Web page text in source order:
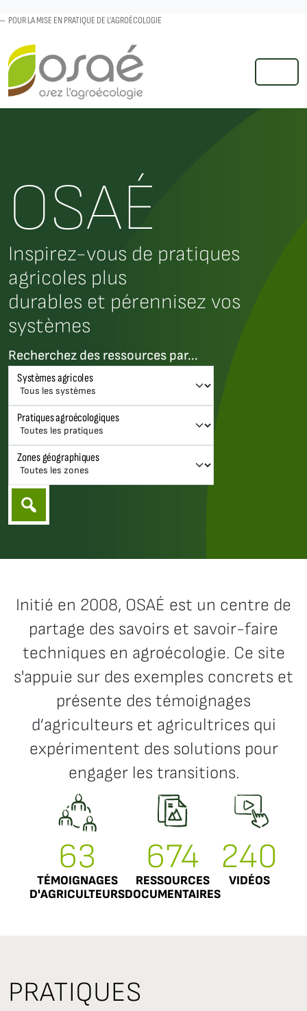
POUR LA MISE EN PRATIQUE DE L'AGROÉCOLOGIE
MENU
OSAÉ
Inspirez-vous de pratiques
agricoles plus
durables et pérennisez vos
systèmes
Recherchez des ressources par...
Systèmes agricoles
Pratiques agroécologiques
Zones géographiques
Initié en 2008, OSAÉ est un centre de
partage des savoirs et savoir-faire
techniques en agroécologie. Ce site
s'appuie sur des exemples concrets et
présente des témoignages
d’agriculteurs et agricultrices qui
expérimentent des solutions pour
engager les transitions.
63
TÉMOIGNAGES
D'AGRICULTEURS
674
RESSOURCES
DOCUMENTAIRES
240
VIDÉOS
PRATIQUES